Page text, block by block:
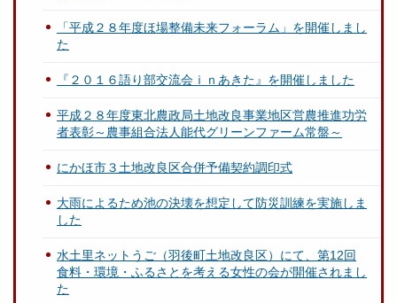
「平成２８年度ほ場整備未来フォーラム」を開催しまし
た
『２０１６語り部交流会ｉｎあきた』を開催しました
平成２８年度東北農政局土地改良事業地区営農推進功労
者表彰～農事組合法人能代グリーンファーム常盤～
にかほ市３土地改良区合併予備契約調印式
大雨によるため池の決壊を想定して防災訓練を実施しま
した
水土里ネットうご（羽後町土地改良区）にて、第12回
食料・環境・ふるさとを考える女性の会が開催されまし
た